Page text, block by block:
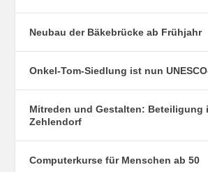
Neubau der Bäkebrücke ab Frühjahr
Onkel-Tom-Siedlung ist nun
Mitreden und Gestalten: Beteiligung
Zehlendorf
Computerkurse für Menschen ab 50